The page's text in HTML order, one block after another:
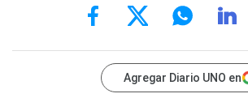
Agregar Diario UNO en